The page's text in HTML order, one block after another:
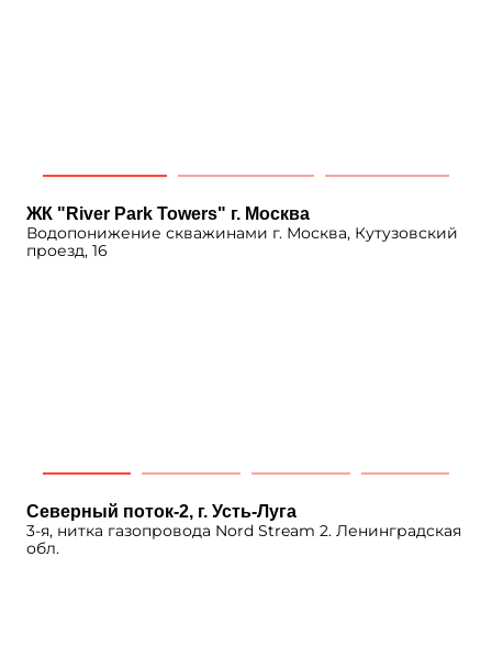
ЖК "River Park Towers" г. Москва
Водопонижение скважинами г. Москва, Кутузовский
проезд, 16
Северный поток-2, г. Усть-Луга
3-я, нитка газопровода Nord Stream 2. Ленинградская
обл.